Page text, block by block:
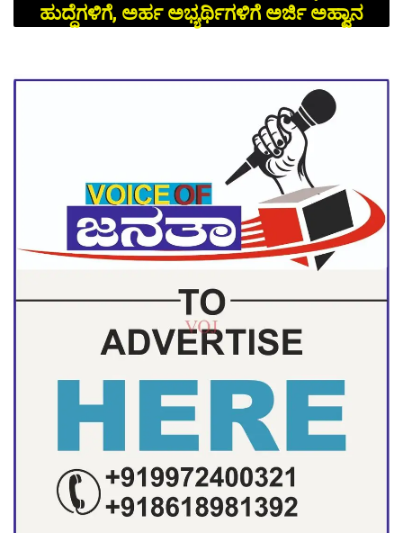
ಹುದ್ದೆಗಳಿಗೆ, ಅರ್ಹ ಅಭ್ಯರ್ಥಿಗಳಿಗೆ ಅರ್ಜಿ ಅಹ್ವಾನ